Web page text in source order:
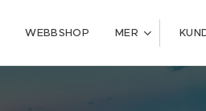
WEBBSHOP MER